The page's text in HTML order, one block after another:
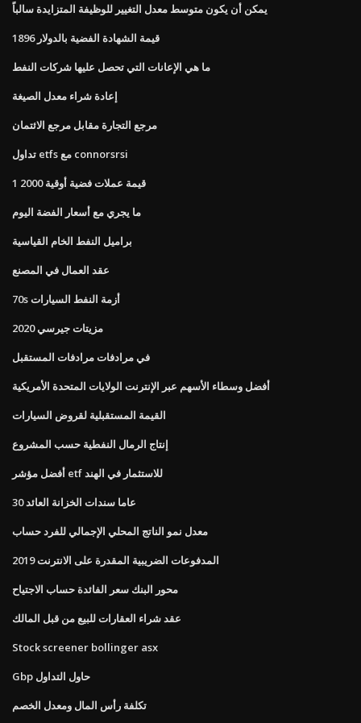
يمكن أن يكون متوسط ​​معدل التغيير للوظيفة المتزايدة سالباً
قيمة الشهادة الفضية بالدولار 1896
ما هي الإعانات التي تحصل عليها شركات النفط
إعادة شراء معدل الصيغة
مرجع التجارة مقابل مرجع الائتمان
تداول etfs مع connorsrsi
1 قيمة عملات فضية أوقية 2000
ما يجري مع أسعار الفضة اليوم
براميل النفط الخام القياسية
عقد العمال في المصنع
70s أزمة النفط السيارات
2020 مزيتات جيرسي
في مرادفات مرادفات المستقبل
أفضل وسطاء الأسهم عبر الإنترنت الولايات المتحدة الأمريكية
القيمة المستقبلية لقروض السيارات
إنتاج الرمال النفطية حسب المشروع
أفضل مؤشر etf للاستثمار في الهند
30 عاما سندات الخزانة العائد
معدل نمو الناتج المحلي الإجمالي للفرد حساب
المدفوعات الضريبية المقدرة على الانترنت 2019
محور البنك سعر الفائدة حساب الاجتياح
عقد شراء العقارات للبيع من قبل المالك
Stock screener bollinger asx
Gbp حاول التداول
تكلفة رأس المال ومعدل الخصم